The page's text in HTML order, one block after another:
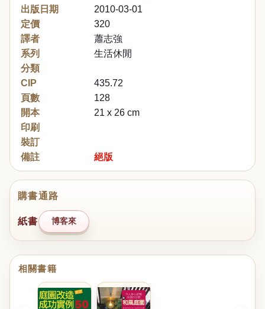
出版日期
2010-03-01
定價
320
譯者
蕭志強
系列
生活休閒
分類
CIP
435.72
頁數
128
開本
21 x 26 cm
印刷
裝訂
備註
絕版
購書通路
紙書 博客來
相關書籍